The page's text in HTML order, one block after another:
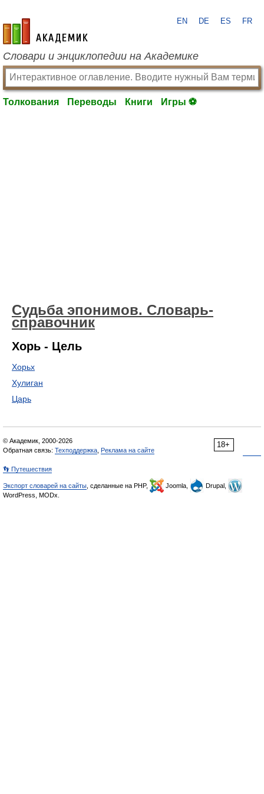
academic.ru
EN DE ES FR
Словари и энциклопедии на Академике
Толкования Переводы Книги Игры ⚽
Судьба эпонимов. Словарь-
справочник
Хорь - Цель
Хорьх
Хулиган
Царь
18+
© Академик, 2000-2026
Обратная связь: Техподдержка Реклама на сайте
👣 Путешествия
Экспорт словарей на сайты , сделанные на PHP, Joomla,
Drupal,
WordPress, MODx.